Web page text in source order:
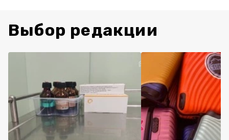
Выбор редакции